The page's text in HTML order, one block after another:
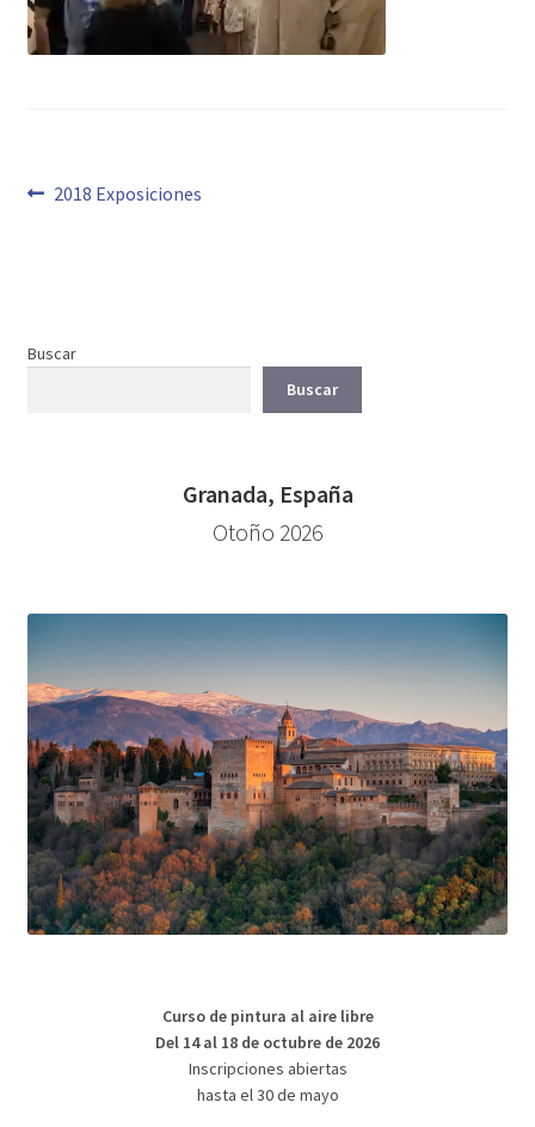
Navegación
Anterior:
2018 Exposiciones
Buscar
Buscar
Granada, España
Otoño 2026
Curso de pintura al aire libre
Del 14 al 18 de octubre de 2026
Inscripciones abiertas
hasta el 30 de mayo